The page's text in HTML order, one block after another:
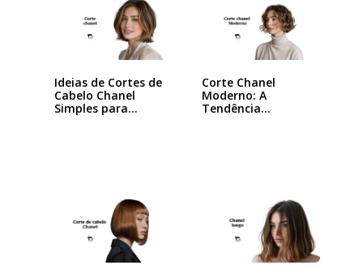
Ideias de Cortes de
Cabelo Chanel
Simples para…
Corte Chanel
Moderno: A
Tendência